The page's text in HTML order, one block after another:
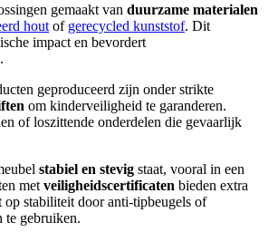
gemaakt van duurzame materialen
hout of gerecycled kunststof. Dit
impact en bevordert
geproduceerd zijn onder strikte
om kinderveiligheid te garanderen.
of loszittende onderdelen die gevaarlijk
stabiel en stevig staat, vooral in een
met veiligheidscertificaten bieden extra
op stabiliteit door anti-tipbeugels of
te gebruiken.